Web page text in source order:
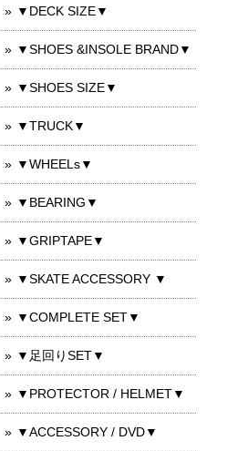
▼DECK SIZE▼
▼SHOES &INSOLE BRAND▼
▼SHOES SIZE▼
▼TRUCK▼
▼WHEELs▼
▼BEARING▼
▼GRIPTAPE▼
▼SKATE ACCESSORY ▼
▼COMPLETE SET▼
▼足回りSET▼
▼PROTECTOR / HELMET▼
▼ACCESSORY / DVD▼